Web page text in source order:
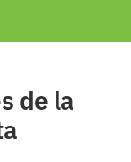
de la